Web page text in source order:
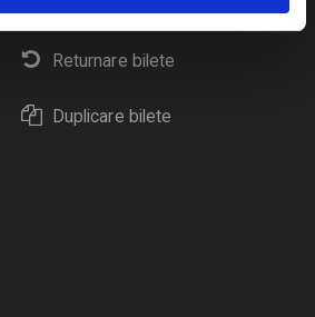
Returnare bilete
Duplicare bilete